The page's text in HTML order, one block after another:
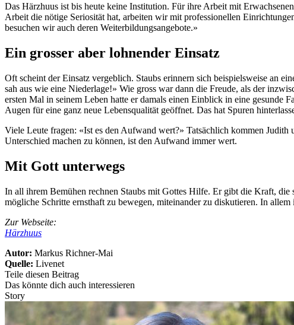
Das Härzhuus ist bis heute keine Institution. Für ihre Arbeit mit
Arbeit die nötige Seriosität hat, arbeiten wir mit professionellen
besuchen wir auch deren Weiterbildungsangebote.»
Ein grosser aber lohnender Einsatz
Oft scheint der Einsatz vergeblich. Staubs erinnern sich beispielsweise an
sah aus wie eine Niederlage!» Wie gross war dann die Freude, als der
ersten Mal in seinem Leben hatte er damals einen Einblick in eine gesunde
Augen für eine ganz neue Lebensqualität geöffnet. Das hat Spuren
Viele Leute fragen: «Ist es den Aufwand wert?» Tatsächlich kommen
Unterschied machen zu können, ist den Aufwand immer wert.
Mit Gott unterwegs
In all ihrem Bemühen rechnen Staubs mit Gottes Hilfe. Er gibt die Kraft,
mögliche Schritte ernsthaft zu bewegen, miteinander zu diskutieren. In
Zur Webseite:
Härzhuus
Autor: Markus Richner-Mai
Quelle: Livenet
Teile diesen Beitrag
Das könnte dich auch interessieren
Story